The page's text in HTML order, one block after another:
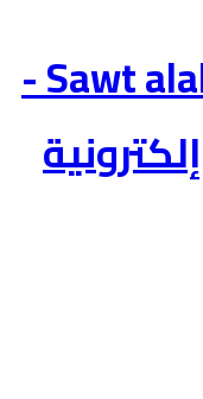
Sawt alahrar -